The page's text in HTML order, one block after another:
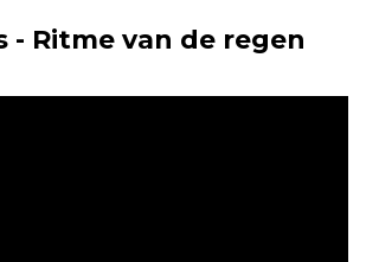
- Ritme van de regen